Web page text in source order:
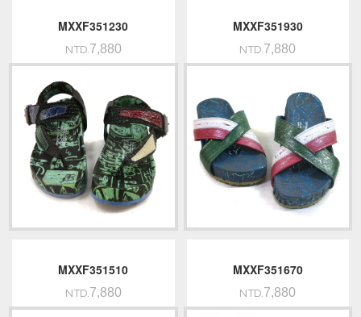
MXXF351230
NTD.7,880
MXXF351930
NTD.7,880
MXXF351510
NTD.7,880
MXXF351670
NTD.7,880